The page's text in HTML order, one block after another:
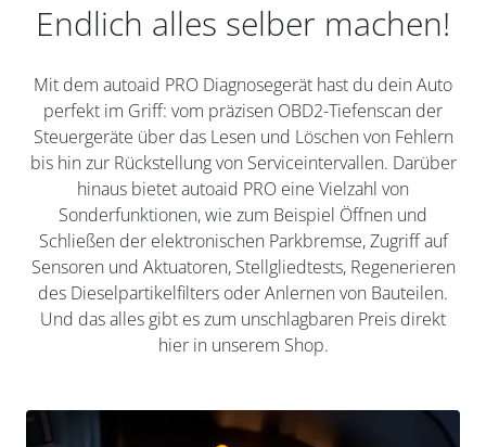
Endlich alles selber machen!
Mit dem autoaid PRO Diagnosegerät hast du dein Auto
perfekt im Griff: vom präzisen OBD2-Tiefenscan der
Steuergeräte über das Lesen und Löschen von Fehlern
bis hin zur Rückstellung von Serviceintervallen. Darüber
hinaus bietet autoaid PRO eine Vielzahl von
Sonderfunktionen, wie zum Beispiel Öffnen und
Schließen der elektronischen Parkbremse, Zugriff auf
Sensoren und Aktuatoren, Stellgliedtests, Regenerieren
des Dieselpartikelfilters oder Anlernen von Bauteilen.
Und das alles gibt es zum unschlagbaren Preis direkt
hier in unserem Shop.